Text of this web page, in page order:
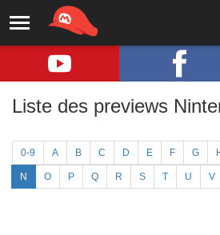
Liste des previews
0-9 A B C D E F G
N O P Q R S T U V